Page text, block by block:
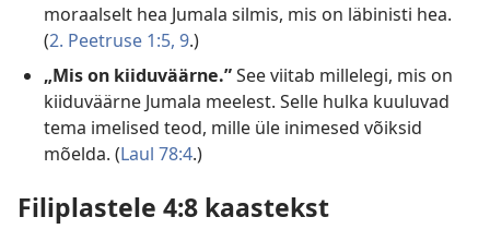
moraalselt hea Jumala silmis, mis on läbinisti hea.
(2. Peetruse 1:5, 9.)
„Mis on kiiduväärne.”See viitab millelegi, mis on
kiiduväärne Jumala meelest. Selle hulka kuuluvad
tema imelised teod, mille üle inimesed võiksid
mõelda. (Laul 78:4.)
Filiplastele 4:8 kaastekst